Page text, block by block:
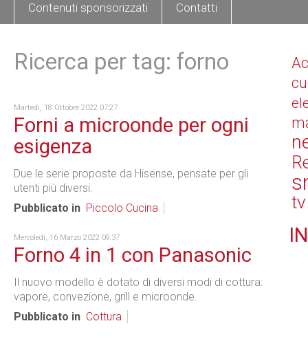
Contenuti sponsorizzati Contatti
Ricerca per tag: forno
Martedì, 18 Ottobre 2022 07:27
Forni a microonde per ogni
esigenza
Due le serie proposte da Hisense, pensate per gli
utenti più diversi.
Pubblicato in Piccolo Cucina
Mercoledì, 16 Marzo 2022 09:37
Forno 4 in 1 con Panasonic
Il nuovo modello è dotato di diversi modi di cottura:
vapore, convezione, grill e microonde.
Pubblicato in Cottura
tv
IN